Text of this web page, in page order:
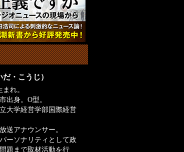
・こうじ）
れ。
出身。O型。
大学経営学部国際経営
送アナウンサー。
ーソナリティとして政
題まで取材活動を行